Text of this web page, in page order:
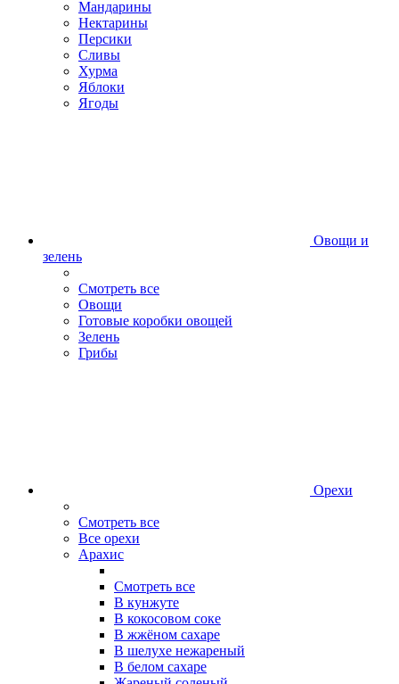
Мандарины
Нектарины
Персики
Сливы
Хурма
Яблоки
Ягоды
Овощи и
зелень
Смотреть все
Овощи
Готовые коробки овощей
Зелень
Грибы
Орехи
Смотреть все
Все орехи
Арахис
Смотреть все
В кунжуте
В кокосовом соке
В жжёном сахаре
В шелухе нежареный
В белом сахаре